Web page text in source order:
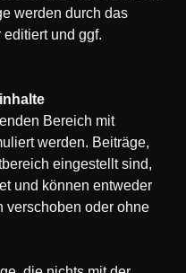
werden durch das
und ggf.
Bereich mit
werden. Beiträge,
eingestellt sind,
und können entweder
verschoben oder ohne